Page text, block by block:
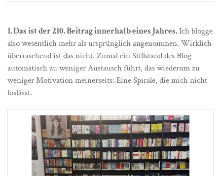
1. Das ist der 210. Beitrag innerhalb eines Jahres.Ich blogge
also wesentlich mehr als ursprünglich angenommen. Wirklich
überraschend ist das nicht. Zumal ein Stillstand des Blog
automatisch zu weniger Austausch führt, das wiederum zu
weniger Motivation meinerseits: Eine Spirale, die mich nicht
loslässt.